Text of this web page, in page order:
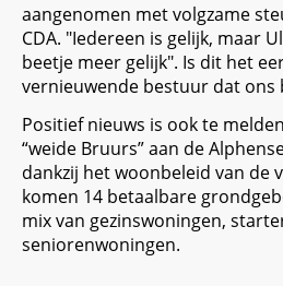
aangenomen met volgzame
CDA. "Iedereen is gelijk, maar
beetje meer gelijk". Is dit het
vernieuwende bestuur dat ons
Positief nieuws is ook te
“weide Bruurs” aan de
dankzij het woonbeleid van de
komen 14 betaalbare
mix van gezinswoningen,
seniorenwoningen.